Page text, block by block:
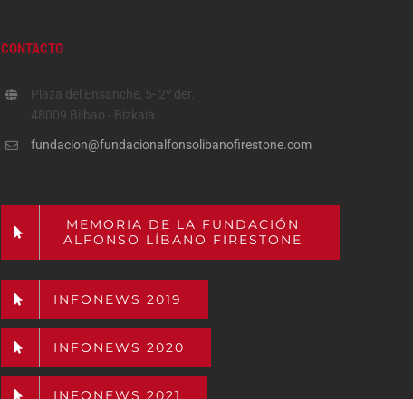
CONTACTO
Plaza del Ensanche, 5- 2º der.
48009 Bilbao - Bizkaia
fundacion@fundacionalfonsolibanofirestone.com
MEMORIA DE LA FUNDACIÓN
ALFONSO LÍBANO FIRESTONE
INFONEWS 2019
INFONEWS 2020
INFONEWS 2021